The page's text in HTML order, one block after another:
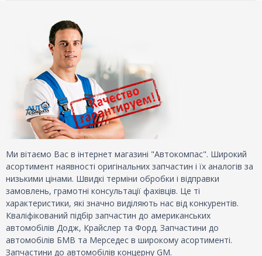
Ми вітаємо Вас в інтернет магазині "Автокомпас". Широкий
асортимент наявності оригінальних запчастин і їх аналогів за
низькими цінами. Швидкі терміни обробки і відправки
замовлень, грамотні консультації фахівців. Це ті
характеристики, які значно виділяють нас від конкурентів.
Кваліфікований підбір запчастин до американських
автомобілів Додж, Крайслер та Форд. Запчастини до
автомобілів БМВ та Мерседес в широкому асортименті.
Запчастини до автомобілів концерну GM.